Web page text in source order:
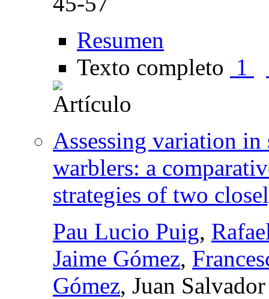
Resumen
Texto completo 1
Assessing variation
warblers: a
strategies of two
Pau Lucio Puig,
Jaime Gómez,
Gómez, Juan